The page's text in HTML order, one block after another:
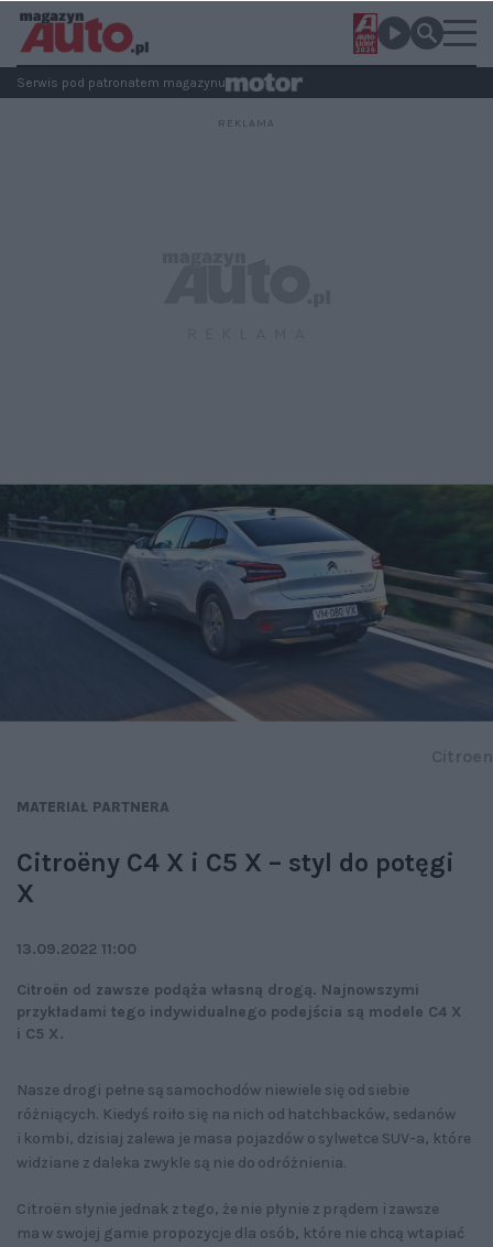
Serwis pod patronatem magazynu
MATERIAŁ PARTNERA
Citroëny C4 X i C5 X – styl do potęgi
X
13.09.2022 11:00
Citroën od zawsze podąża własną drogą. Najnowszymi
przykładami tego indywidualnego podejścia są modele C4 X
i C5 X.
Nasze drogi pełne są samochodów niewiele się od siebie
różniących. Kiedyś roiło się na nich od hatchbacków, sedanów
i kombi, dzisiaj zalewa je masa pojazdów o sylwetce SUV-a, które
widziane z daleka zwykle są nie do odróżnienia.
Citroën słynie jednak z tego, że nie płynie z prądem i zawsze
ma w swojej gamie propozycje dla osób, które nie chcą wtapiać